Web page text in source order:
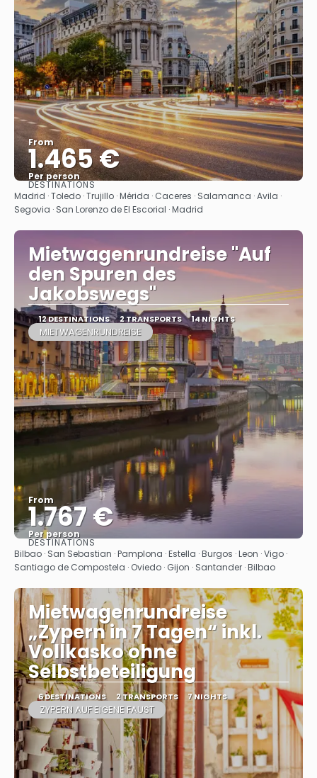
From
1.465 €
Per person
See
DESTINATIONS
Madrid · Toledo · Trujillo · Mérida · Caceres‎ · Salamanca · Avila ·
Segovia · San Lorenzo de El Escorial · Madrid
Mietwagenrundreise "Auf
den Spuren des
Jakobswegs"
12 DESTINATIONS 2 TRANSPORTS 14 NIGHTS
MIETWAGENRUNDREISE
From
1.767 €
Per person
See
DESTINATIONS
Bilbao · San Sebastian · Pamplona · Estella · Burgos · Leon · Vigo ·
Santiago de Compostela · Oviedo · Gijon · Santander · Bilbao
Mietwagenrundreise
„Zypern in 7 Tagen“ inkl.
Vollkasko ohne
Selbstbeteiligung
6 DESTINATIONS 2 TRANSPORTS 7 NIGHTS
ZYPERN AUF EIGENE FAUST